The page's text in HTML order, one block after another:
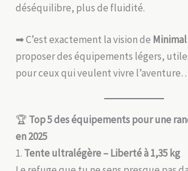
déséquilibre, plus de fluidité.
➡ C’est exactement la vision de
proposer des équipements légers,
pour ceux qui veulent vivre
🏆 Top 5 des équipements pour une
en 2025
1. Tente ultralégère – Liberté à 1,35 kg